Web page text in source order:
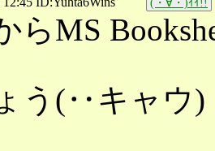
(・∀・)ｲｲ!!
らMS
う(‥キャウ)